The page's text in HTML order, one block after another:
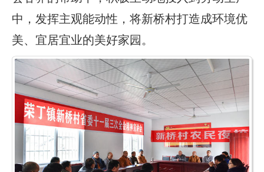
中，发挥主观能动性，将新桥村打造成环境优
美、宜居宜业的美好家园。